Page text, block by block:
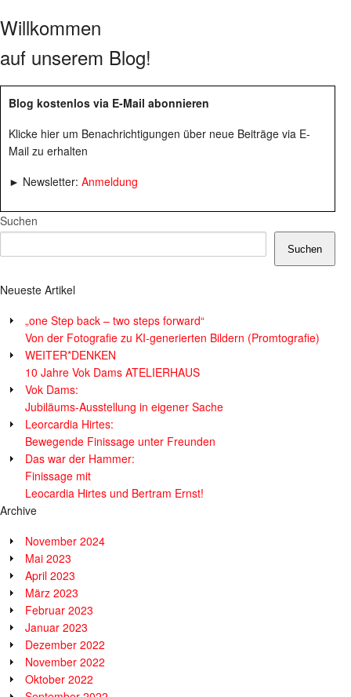
Willkommen
auf unserem Blog!
Blog kostenlos via E-Mail abonnieren
Klicke hier um Benachrichtigungen über neue Beiträge via E-
Mail zu erhalten
► Newsletter: Anmeldung
Suchen
Suchen
Neueste Artikel
„one Step back – two steps forward“
Von der Fotografie zu KI-generierten Bildern (Promtografie)
WEITER*DENKEN
10 Jahre Vok Dams ATELIERHAUS
Vok Dams:
Jubiläums-Ausstellung in eigener Sache
Leorcardia Hirtes:
Bewegende Finissage unter Freunden
Das war der Hammer:
Finissage mit
Leocardia Hirtes und Bertram Ernst!
Archive
November 2024
Mai 2023
April 2023
März 2023
Februar 2023
Januar 2023
Dezember 2022
November 2022
Oktober 2022